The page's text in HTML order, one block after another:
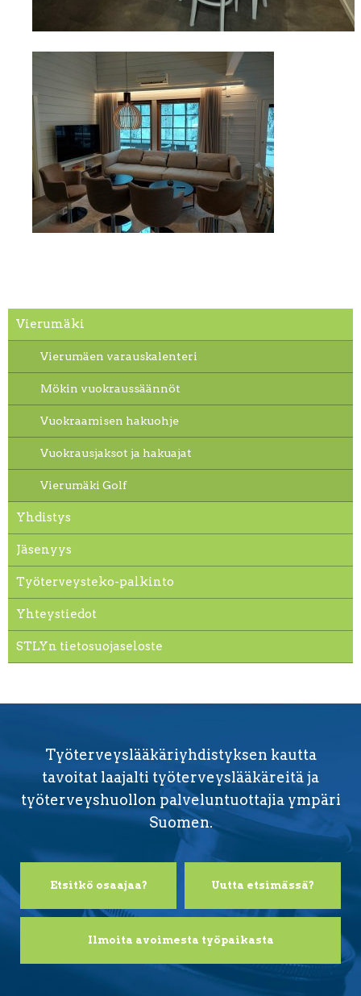
Vierumäki
Vierumäen varauskalenteri
Mökin vuokraussäännöt
Vuokraamisen hakuohje
Vuokrausjaksot ja hakuajat
Vierumäki Golf
Yhdistys
Jäsenyys
Työterveysteko-palkinto
Yhteystiedot
STLYn tietosuojaseloste
Työterveyslääkäriyhdistyksen kautta
tavoitat laajalti työterveyslääkäreitä ja
työterveyshuollon palveluntuottajia ympäri
Suomen.
Etsitkö osaajaa? Uutta etsimässä?
Ilmoita avoimesta työpaikasta